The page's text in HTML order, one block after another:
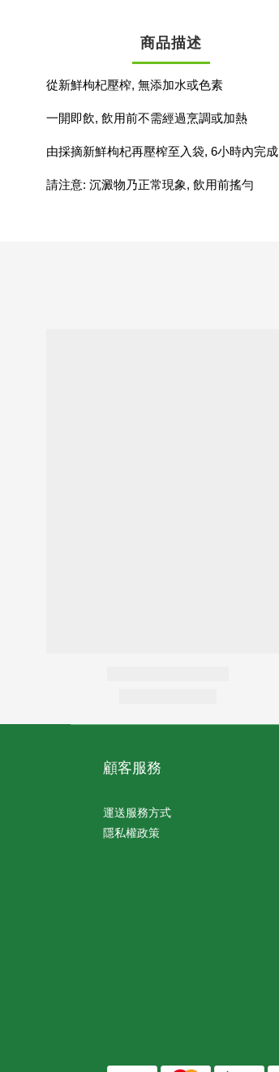
商品描述
從新鮮枸杞壓榨, 無添加水或色素
一開即飲, 飲用前不需經過烹調或加熱
由採摘新鮮枸杞再壓榨至入袋, 6小時內完成
請注意: 沉澱物乃正常現象, 飲用前搖勻
顧客服務
運送服務方式
隱私權政策